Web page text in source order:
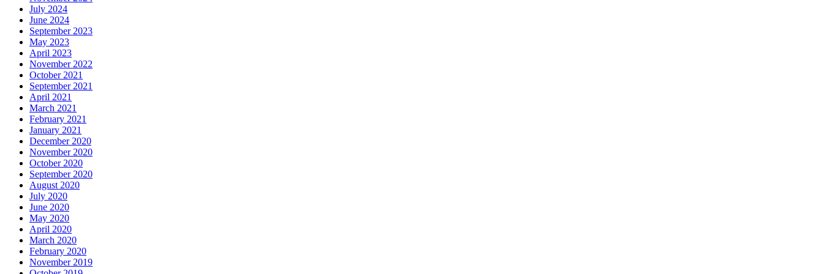
July 2024
June 2024
September 2023
May 2023
April 2023
November 2022
October 2021
September 2021
April 2021
March 2021
February 2021
January 2021
December 2020
November 2020
October 2020
September 2020
August 2020
July 2020
June 2020
May 2020
April 2020
March 2020
February 2020
November 2019